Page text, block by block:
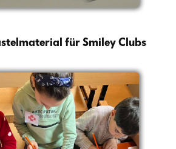
für Smiley Clubs